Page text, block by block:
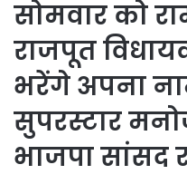
सोमवार को
राजपूत
भरेंगे अपना
सुपरस्टार
भाजपा सांसद